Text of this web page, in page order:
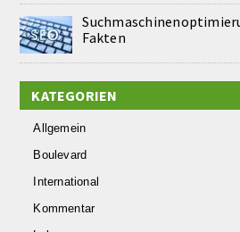
Fakten
KATEGORIEN
Allgemein
Boulevard
International
Kommentar